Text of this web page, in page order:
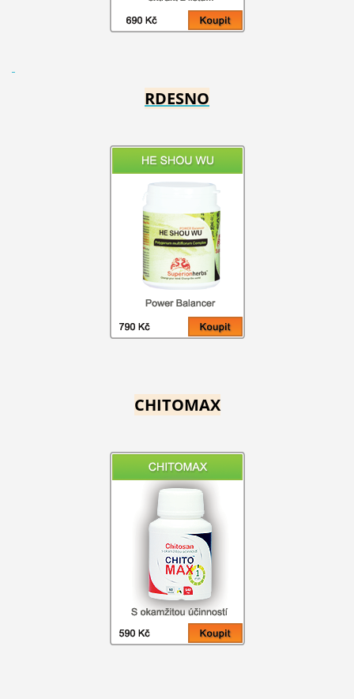
RDESNO
CHITOMAX